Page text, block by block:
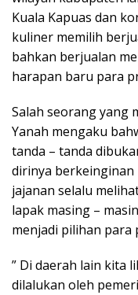
Kuala Kapuas dan
kuliner memilih
bahkan berjualan
harapan baru para
Salah seorang yang
Yanah mengaku
tanda – tanda
dirinya berkeinginan
jajanan selalu
lapak masing –
menjadi pilihan para
” Di daerah lain kita
dilalukan oleh